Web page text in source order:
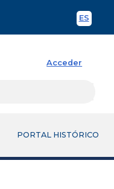
ES
Acceder
PORTAL HISTÓRICO